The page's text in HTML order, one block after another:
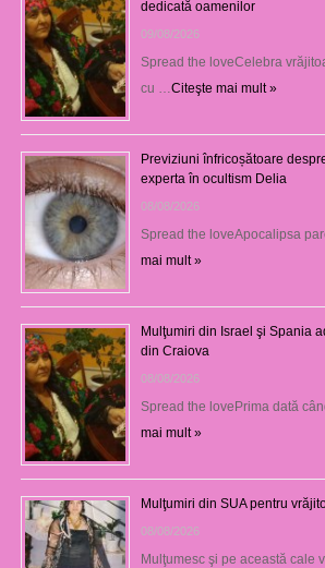
dedicată oamenilor
09/08/2026
Spread the loveCelebra
cu …Citeşte mai mult »
Previziuni înfricoșătoare
experta în ocultism Delia
08/08/2026
Spread the loveApocalipsa
mai mult »
Mulţumiri din Israel şi Spania
din Craiova
08/08/2026
Spread the lovePrima dată
mai mult »
Mulţumiri din SUA pentru
08/08/2026
Mulţumesc şi pe această cale